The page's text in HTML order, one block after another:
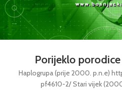
Porijeklo
Haplogrupa (prije 2000. p.n.e)
pf4610-2/ Stari vijek